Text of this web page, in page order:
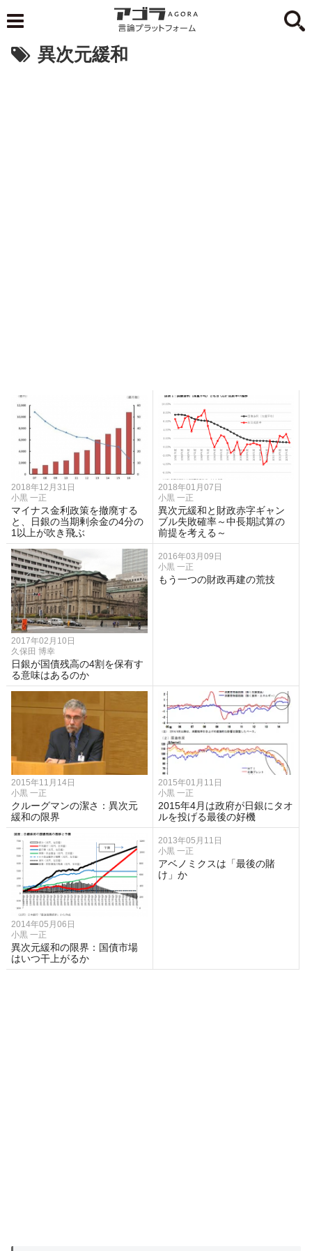
異次元緩和
2018年12月31日
小黒 一正
マイナス金利政策を撤廃する
と、日銀の当期剰余金の4分の
1以上が吹き飛ぶ
2018年01月07日
小黒 一正
異次元緩和と財政赤字ギャン
ブル失敗確率～中長期試算の
前提を考える～
2017年02月10日
久保田 博幸
日銀が国債残高の4割を保有す
る意味はあるのか
2016年03月09日
小黒 一正
もう一つの財政再建の荒技
2015年11月14日
小黒 一正
クルーグマンの潔さ：異次元
緩和の限界
2015年01月11日
小黒 一正
2015年4月は政府が日銀にタオ
ルを投げる最後の好機
2014年05月06日
小黒 一正
異次元緩和の限界：国債市場
はいつ干上がるか
2013年05月11日
小黒 一正
アベノミクスは「最後の賭
け」か